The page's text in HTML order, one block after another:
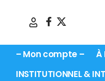
– Mon compte – À
INSTITUTIONNEL &